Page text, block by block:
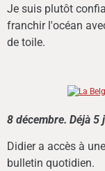
Je suis plutôt
franchir l'océan
de toile.
8 décembre. Déjà 5
Didier a accès à
bulletin quotidien.